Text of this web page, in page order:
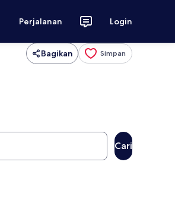
Perjalanan Login
Bagikan Simpan
Cari